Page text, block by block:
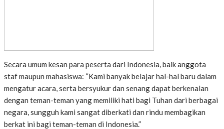
Secara umum kesan para peserta dari Indonesia, baik anggota
staf maupun mahasiswa: “Kami banyak belajar hal-hal baru dalam
mengatur acara, serta bersyukur dan senang dapat berkenalan
dengan teman-teman yang memiliki hati bagi Tuhan dari berbagai
negara, sungguh kami sangat diberkati dan rindu membagikan
berkat ini bagi teman-teman di Indonesia.”